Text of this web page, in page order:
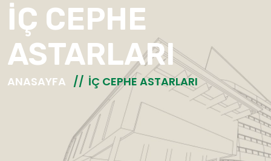
İÇ CEPHE
ASTARLARI
ANASAYFA İÇ CEPHE ASTARLARI